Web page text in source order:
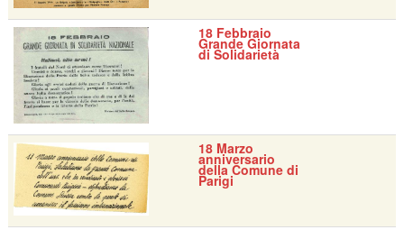
18 Febbraio
Grande Giornata
di Solidarietà
18 Marzo
anniversario
della Comune di
Parigi